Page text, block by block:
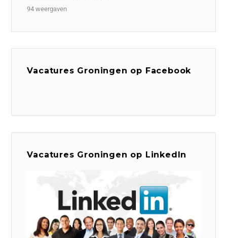
94 weergaven
Vacatures Groningen op Facebook
Vacatures Groningen op LinkedIn